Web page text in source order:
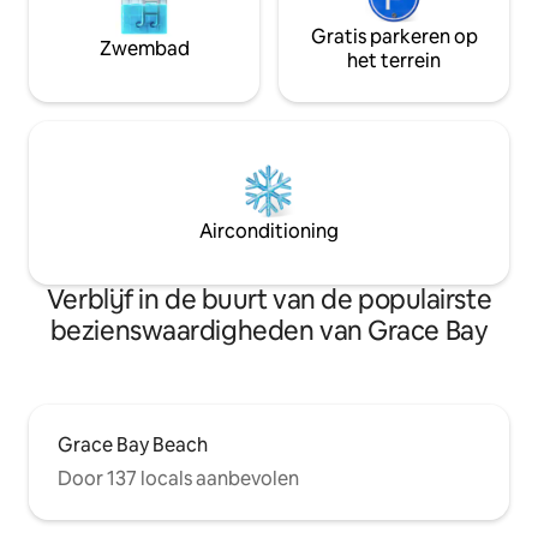
Zwembad
Gratis parkeren op
het terrein
Airconditioning
Verblijf in de buurt van de populairste
bezienswaardigheden van Grace Bay
Grace Bay Beach
Door 137 locals aanbevolen